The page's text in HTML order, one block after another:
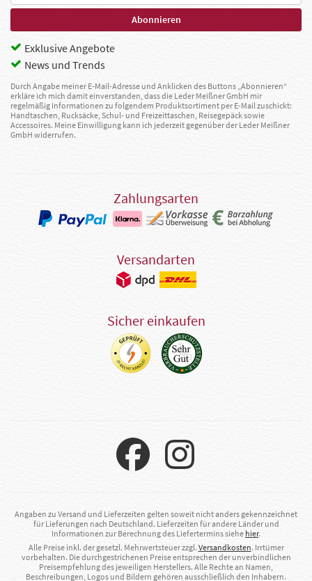
Exklusive Angebote
News und Trends
Durch Angabe meiner E-Mail-Adresse und Anklicken des Buttons „Abonnieren“
erkläre ich mich damit einverstanden, dass die Leder Meißner GmbH mir
regelmäßig Informationen zu folgendem Produktsortiment per E-Mail zuschickt:
Handtaschen, Rucksäcke, Schul- und Freizeittaschen, Reisegepäck sowie
Accessoires. Meine Einwilligung kann ich jederzeit gegenüber der Leder Meißner
GmbH widerrufen.
Zahlungsarten
Versandarten
Sicher einkaufen
Angaben zu Versand und Lieferzeiten gelten soweit nicht anders gekennzeichnet
für Lieferungen nach Deutschland. Lieferzeiten für andere Länder und
Informationen zur Berechnung des Liefertermins siehe hier.
Alle Preise inkl. der gesetzl. Mehrwertsteuer zzgl. Versandkosten. Irrtümer
vorbehalten. Die durchgestrichenen Preise entsprechen der unverbindlichen
Preisempfehlung des jeweiligen Herstellers. Alle Rechte an Namen,
Beschreibungen, Logos und Bildern gehören ausschließlich den Inhabern.